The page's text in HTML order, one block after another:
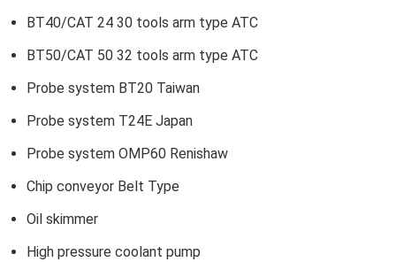
BT40/CAT 24 30 tools arm type ATC
BT50/CAT 50 32 tools arm type ATC
Probe system BT20 Taiwan
Probe system T24E Japan
Probe system OMP60 Renishaw
Chip conveyor Belt Type
Oil skimmer
High pressure coolant pump